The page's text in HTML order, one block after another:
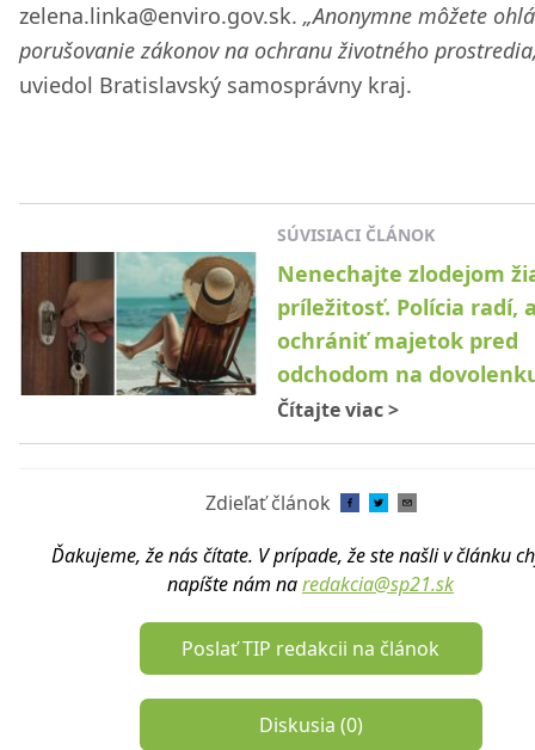
zelena.linka@enviro.gov.sk. „Anonymne môžete
porušovanie zákonov na ochranu životného
uviedol Bratislavský samosprávny kraj.
SÚVISIACI ČLÁNOK
Nenechajte zlodejom
príležitosť. Polícia radí,
ochrániť majetok pred
odchodom na
Čítajte viac>
Zdieľať článok
Ďakujeme, že nás čítate. V prípade, že ste našli v článku
napíšte nám naredakcia@sp21.sk
Poslať TIP redakcii na článok
Diskusia (0)